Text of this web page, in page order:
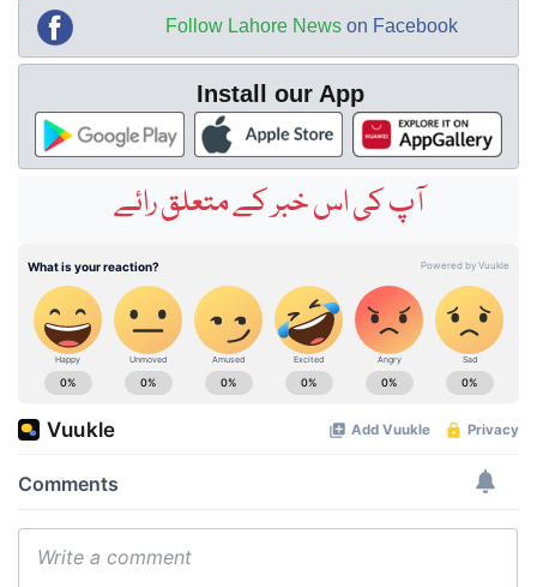
Follow Lahore News on Facebook
Install our App
آپ کی اس خبر کے متعلق رائے